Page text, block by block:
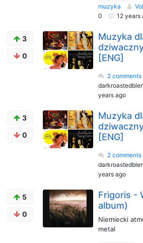
muzyka
0
12 years
3
0
Muzyka
[ENG]
2 comments
years ago
3
0
Muzyka
[ENG]
2 comments
years ago
5
0
Frigoris -
album)
Niemiecki
metal